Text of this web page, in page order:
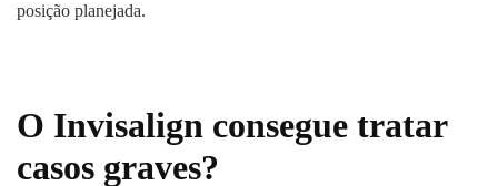
posição planejada.
O Invisalign consegue tratar
casos graves?